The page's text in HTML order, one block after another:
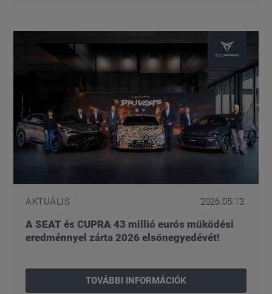
AKTUÁLIS 2026.05.13.
A SEAT és CUPRA 43 millió eurós működési
eredménnyel zárta 2026 elsőnegyedévét!
TOVÁBBI INFORMÁCIÓK